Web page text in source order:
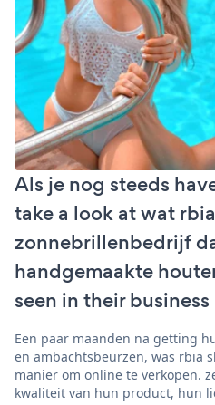
Als je nog steeds
take a look at wat
zonnebrillenbedrijf
handgemaakte
seen in their
Een paar maanden na getting
en ambachtsbeurzen, was rbia
manier om online te verkopen.
kwaliteit van hun product, hun